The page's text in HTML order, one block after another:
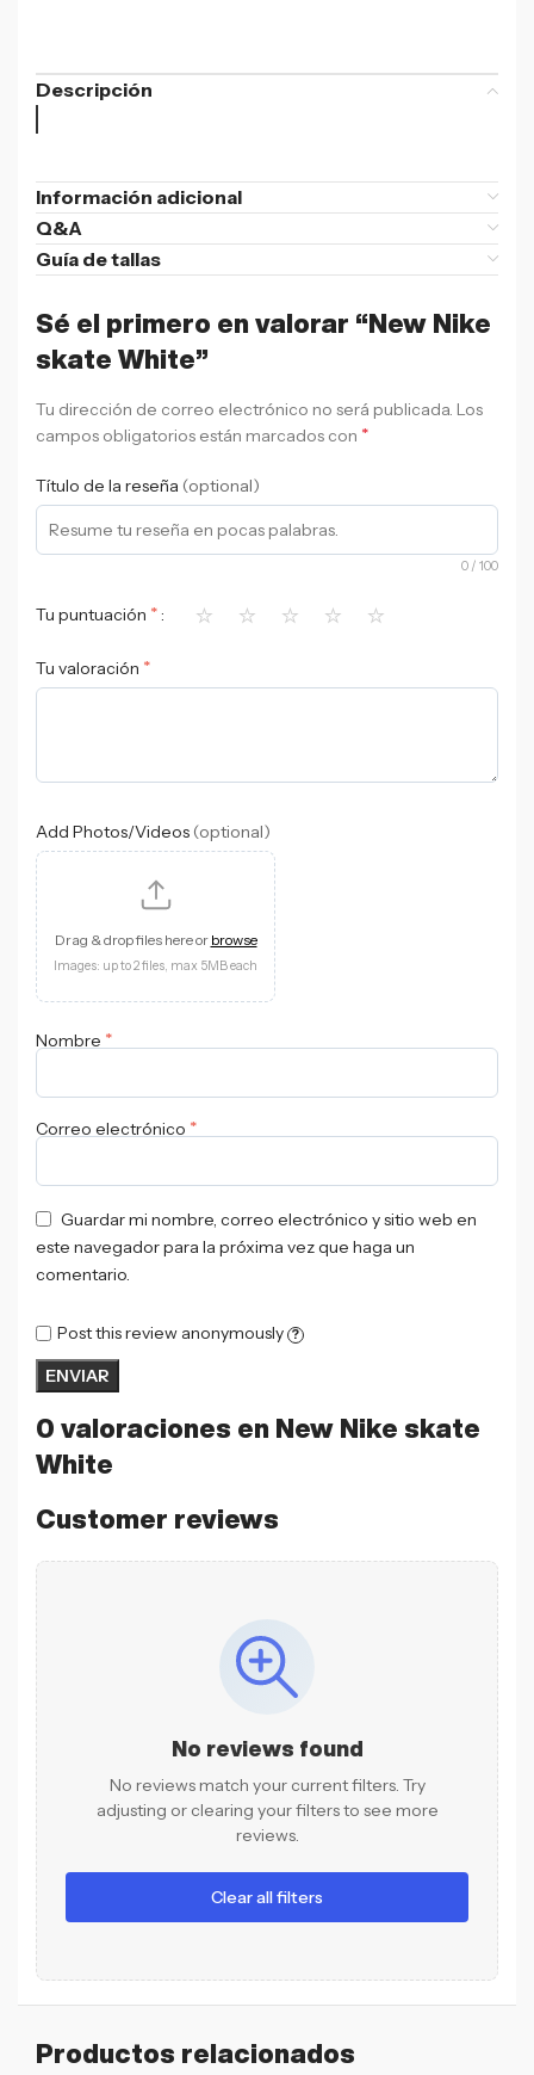
Descripción
Información adicional
Q&A
Guía de tallas
0 valoraciones en New Nike skate
White
Customer reviews
No reviews found
No reviews match your current filters. Try
adjusting or clearing your filters to see more
reviews.
Clear all filters
Sé el primero en valorar “New Nike
skate White”
Tu dirección de correo electrónico no será publicada. Los
campos obligatorios están marcados con *
Título de la reseña (optional)
0 / 100
Tu puntuación * ⭐ ⭐ ⭐ ⭐ ⭐
Tu valoración *
Add Photos/Videos (optional)
Drag & drop files here or browse
Images: up to 2 files, max 5MB each
Nombre *
Correo electrónico *
Guardar mi nombre, correo electrónico y sitio web en
este navegador para la próxima vez que haga un
comentario.
Post this review anonymously ?
Productos relacionados